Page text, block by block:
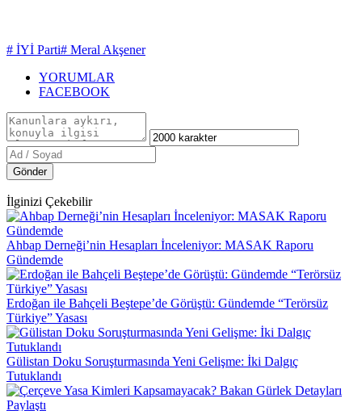
# İYİ Parti# Meral Akşener
YORUMLAR
FACEBOOK
Gönder
İlginizi Çekebilir
Ahbap Derneği’nin Hesapları İnceleniyor: MASAK Raporu
Gündemde
Erdoğan ile Bahçeli Beştepe’de Görüştü: Gündemde “Terörsüz
Türkiye” Yasası
Gülistan Doku Soruşturmasında Yeni Gelişme: İki Dalgıç
Tutuklandı